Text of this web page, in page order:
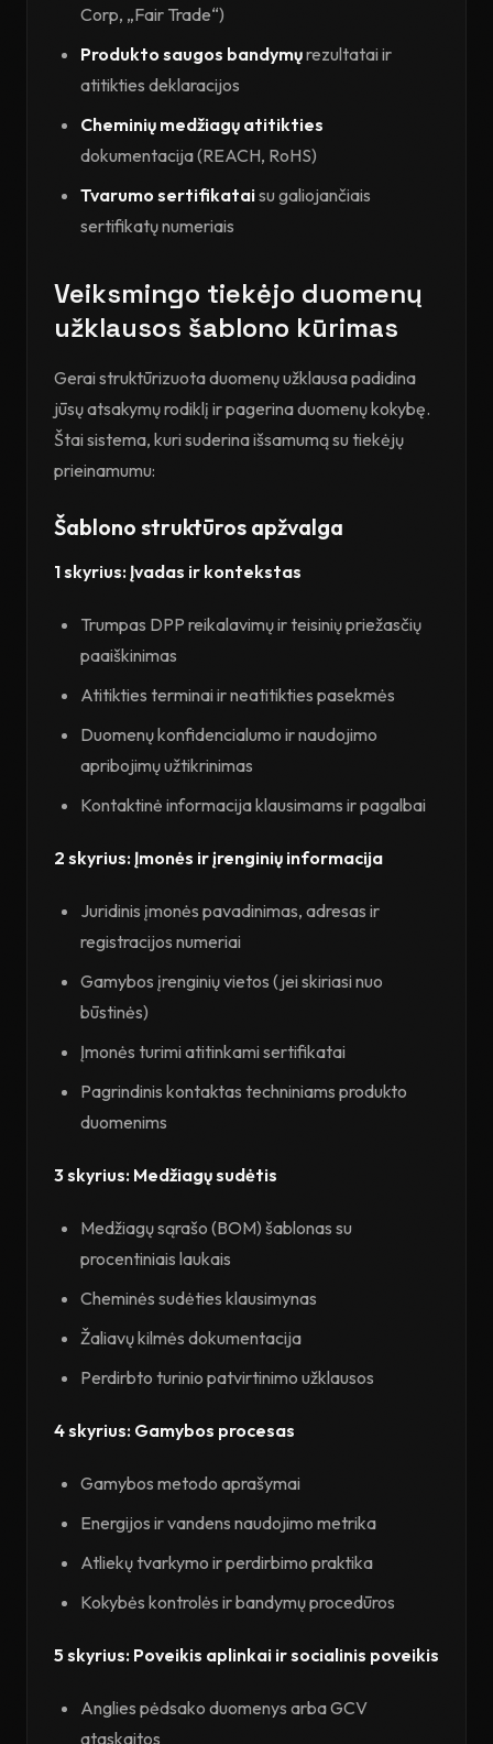
Corp, „Fair Trade“)
Produkto saugos bandymųrezultatai ir
atitikties deklaracijos
Cheminių medžiagų atitikties
dokumentacija (REACH, RoHS)
Tvarumo sertifikataisu galiojančiais
sertifikatų numeriais
Veiksmingo tiekėjo duomenų
užklausos šablono kūrimas
Gerai struktūrizuota duomenų užklausa padidina
jūsų atsakymų rodiklį ir pagerina duomenų kokybę.
Štai sistema, kuri suderina išsamumą su tiekėjų
prieinamumu:
Šablono struktūros apžvalga
1 skyrius: Įvadas ir kontekstas
Trumpas DPP reikalavimų ir teisinių priežasčių
paaiškinimas
Atitikties terminai ir neatitikties pasekmės
Duomenų konfidencialumo ir naudojimo
apribojimų užtikrinimas
Kontaktinė informacija klausimams ir pagalbai
2 skyrius: Įmonės ir įrenginių informacija
Juridinis įmonės pavadinimas, adresas ir
registracijos numeriai
Gamybos įrenginių vietos (jei skiriasi nuo
būstinės)
Įmonės turimi atitinkami sertifikatai
Pagrindinis kontaktas techniniams produkto
duomenims
3 skyrius: Medžiagų sudėtis
Medžiagų sąrašo (BOM) šablonas su
procentiniais laukais
Cheminės sudėties klausimynas
Žaliavų kilmės dokumentacija
Perdirbto turinio patvirtinimo užklausos
4 skyrius: Gamybos procesas
Gamybos metodo aprašymai
Energijos ir vandens naudojimo metrika
Atliekų tvarkymo ir perdirbimo praktika
Kokybės kontrolės ir bandymų procedūros
5 skyrius: Poveikis aplinkai ir socialinis poveikis
Anglies pėdsako duomenys arba GCV
ataskaitos